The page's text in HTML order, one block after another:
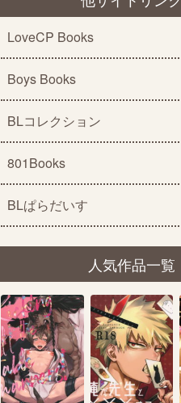
LoveCP Books
Boys Books
BLコレクション
801Books
BLぱらだいす
人気作品一覧